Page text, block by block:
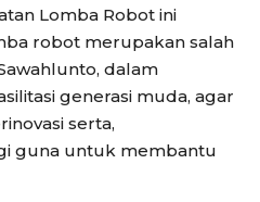
Lomba Robot ini
robot merupakan salah
dalam
generasi muda, agar
serta,
guna untuk membantu